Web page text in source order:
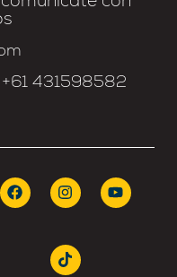
431598582